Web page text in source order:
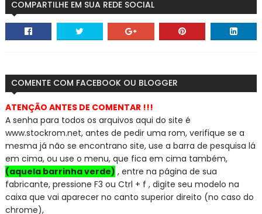
COMPARTILHE EM SUA REDE SOCIAL
COMENTE COM FACEBOOK OU BLOGGER
ATENÇÃO ANTES DE COMENTAR !!!
A senha para todos os arquivos aqui do site é
www.stockrom.net, antes de pedir uma rom, verifique se a
mesma já não se encontrano site, use a barra de pesquisa lá
em cima, ou use o menu, que fica em cima também,
(aquela barrinha verde) , entre na página de sua
fabricante, pressione F3 ou Ctrl + f , digite seu modelo na
caixa que vai aparecer no canto superior direito (no caso do
chrome),